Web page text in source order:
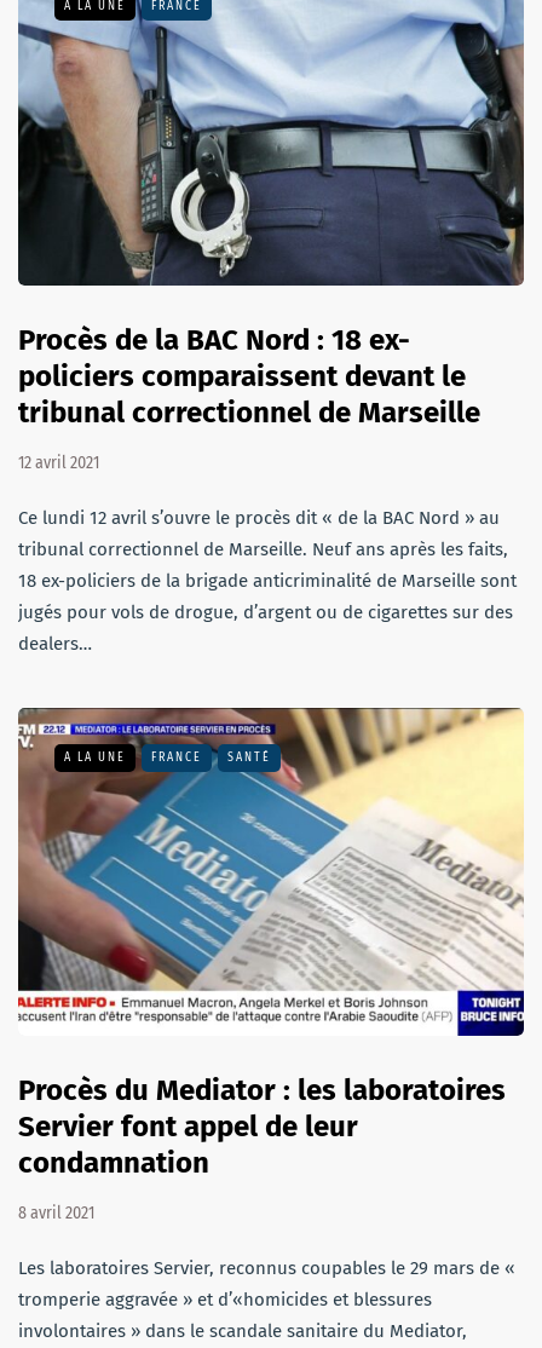
A LA UNE FRANCE
Procès de la BAC Nord : 18 ex-
policiers comparaissent devant le
tribunal correctionnel de Marseille
12 avril 2021
Ce lundi 12 avril s’ouvre le procès dit « de la BAC Nord » au
tribunal correctionnel de Marseille. Neuf ans après les faits,
18 ex-policiers de la brigade anticriminalité de Marseille sont
jugés pour vols de drogue, d’argent ou de cigarettes sur des
dealers…
A LA UNE FRANCE SANTÉ
Procès du Mediator : les laboratoires
Servier font appel de leur
condamnation
8 avril 2021
Les laboratoires Servier, reconnus coupables le 29 mars de «
tromperie aggravée » et d’«homicides et blessures
involontaires » dans le scandale sanitaire du Mediator,